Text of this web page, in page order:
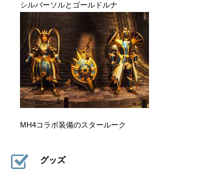
シルバーソルとゴールドルナ
MH4コラボ装備のスタールーク
グッズ